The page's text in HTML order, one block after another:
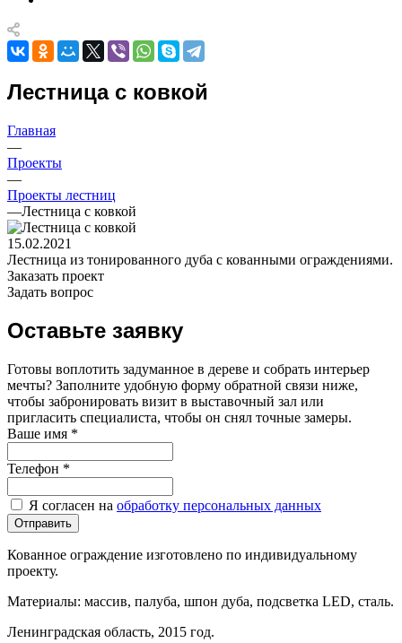
Лестница с ковкой
Главная
—
Проекты
—
Проекты лестниц
—Лестница с ковкой
15.02.2021
Лестница из тонированного дуба с кованными ограждениями.
Заказать проект
Задать вопрос
Оставьте заявку
Готовы воплотить задуманное в дереве и собрать интерьер
мечты? Заполните удобную форму обратной связи ниже,
чтобы забронировать визит в выставочный зал или
пригласить специалиста, чтобы он снял точные замеры.
Ваше имя *
Телефон *
Я согласен на обработку персональных данных
Отправить
Кованное ограждение изготовлено по индивидуальному
проекту.
Материалы: массив, палуба, шпон дуба, подсветка LED, сталь.
Ленинградская область, 2015 год.